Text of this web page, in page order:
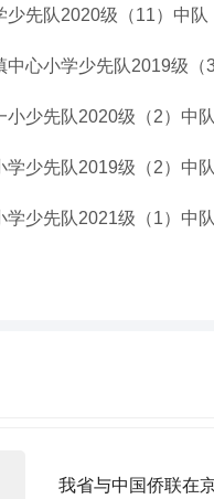
少先队2020级（11）中队
中心小学少先队2019级（
小少先队2020级（2）中队
学少先队2019级（2）中队
学少先队2021级（1）中队
我省与中国侨联在